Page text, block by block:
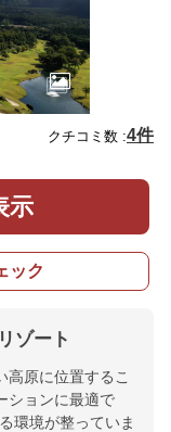
クチコミ数 :4件
示
ック
ゾート
高原に位置するこ
ションに最適で
環境が整っていま